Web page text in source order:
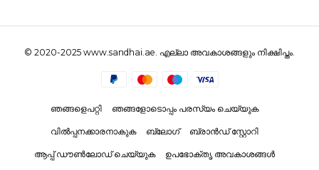
© 2020-2025 www.sandhai.ae. എല്ലാ അവകാശങ്ങളും നിക്ഷിപ്തം.
ഞങ്ങളെപറ്റി ഞങ്ങളോടൊപ്പം പരസ്യം ചെയ്യുക
വിൽപ്പനക്കാരനാകുക ബ്ലോഗ് ബ്രാൻഡ് സ്റ്റോറി
ആപ്പ് ഡൗൺലോഡ് ചെയ്യുക ഉപഭോക്തൃ അവകാശങ്ങൾ